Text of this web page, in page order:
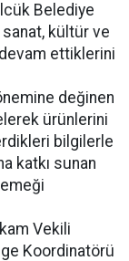
Belediye
sanat, kültür ve
ettiklerini
değinen
ürünlerini
bilgilerle
katkı sunan
Vekili
Koordinatörü